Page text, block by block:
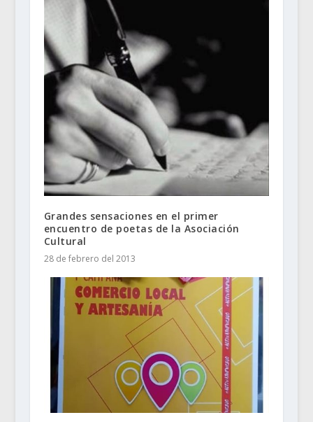
Grandes sensaciones en el primer
encuentro de poetas de la Asociación
Cultural
28 de febrero del 2013